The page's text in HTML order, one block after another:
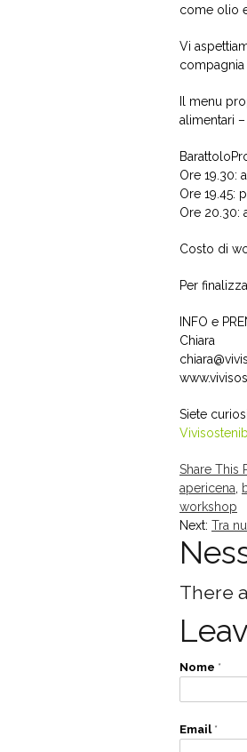
come olio
Vi
Il menu
alimentari
Ore 19.30:
Ore 19.45:
Ore 20.30:
Costo di
Per
INFO e
Chiara
Siete
Share This
apericena
workshop
Next: Tra
There
Nome *
Email *